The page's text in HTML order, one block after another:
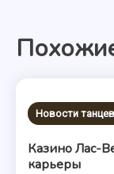
записям
Новости
Казино Лас-
карьеры